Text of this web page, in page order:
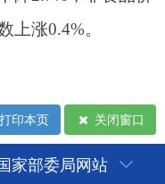
打印本页 关闭窗口
家部委局网站